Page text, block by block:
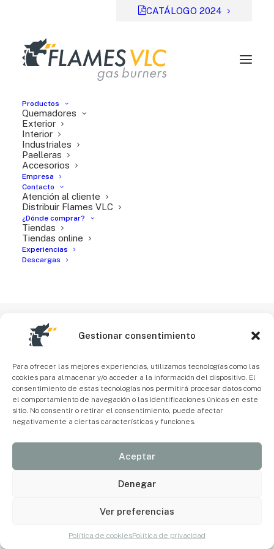
Gestionar consentimiento
Para ofrecer las mejores experiencias, utilizamos tecnologías como las
cookies para almacenar y/o acceder a la información del dispositivo. El
consentimiento de estas tecnologías nos permitirá procesar datos como
el comportamiento de navegación o las identificaciones únicas en este
sitio. No consentir o retirar el consentimiento, puede afectar
negativamente a ciertas características y funciones.
Aceptar
Denegar
Ver preferencias
Política de cookiesPolítica de privacidad
CATÁLOGO 2024
Productos
Quemadores
Exterior
Interior
Industriales
Paelleras
Accesorios
Empresa
Contacto
Atención al cliente
Distribuir Flames VLC
¿Dónde comprar?
Tiendas
Tiendas online
Experiencias
Descargas
File Type:
Categories:
Tags:ES